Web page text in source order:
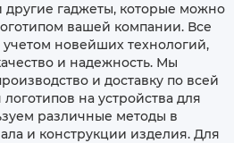
другие гаджеты, которые можно
вашей компании. Все
новейших технологий,
и надежность. Мы
и доставку по всей
на устройства для
различные методы в
и конструкции изделия. Для